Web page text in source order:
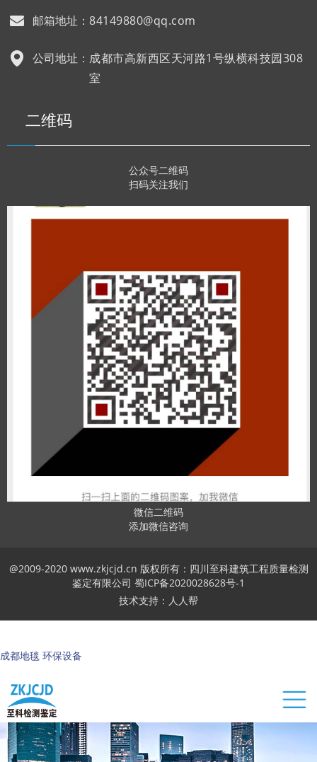
邮箱地址： 84149880@qq.com
公司地址： 成都市高新西区天河路1号纵横科技园308
室
二维码
公众号二维码
扫码关注我们
微信二维码
添加微信咨询
@2009-2020 www.zkjcjd.cn 版权所有：四川至科建筑工程质量检测
鉴定有限公司 蜀ICP备2020028628号-1
技术支持：人人帮
成都地毯 环保设备